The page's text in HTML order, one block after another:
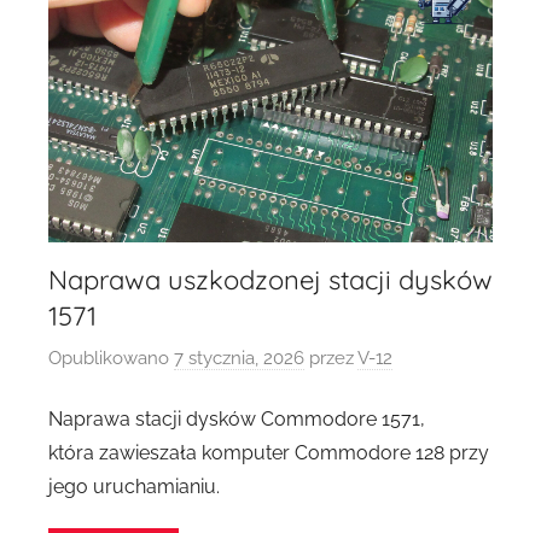
Naprawa uszkodzonej stacji dysków
1571
Opublikowano 7 stycznia, 2026 przezV-12
Naprawa stacji dysków Commodore 1571,
która zawieszała komputer Commodore 128 przy
jego uruchamianiu.